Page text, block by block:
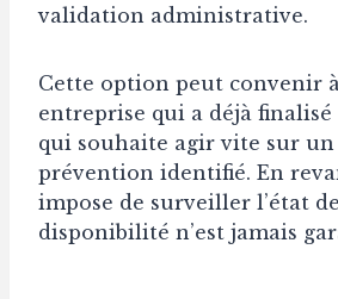
validation administrative.
Cette option peut convenir
entreprise qui a déjà
qui souhaite agir vite sur
prévention identifié. En
impose de surveiller l’état
disponibilité n’est jamais